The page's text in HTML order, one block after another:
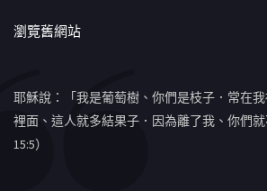
瀏覽舊網站
耶穌說：「我是葡萄樹、你們是枝子．常在
裡面、這人就多結果子．因為離了我、你們
15:5）